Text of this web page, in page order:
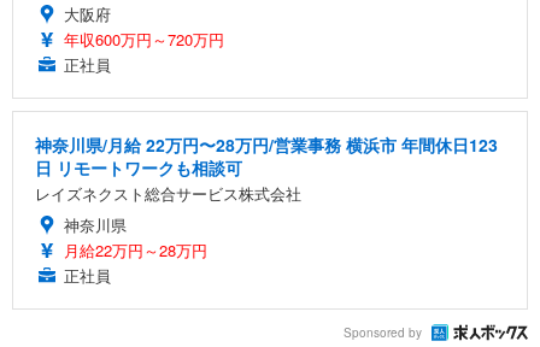
大阪府
年収600万円～720万円
正社員
神奈川県/月給 22万円〜28万円/営業事務 横浜市 年間休日123
日 リモートワークも相談可
レイズネクスト総合サービス株式会社
神奈川県
月給22万円～28万円
正社員
Sponsored by